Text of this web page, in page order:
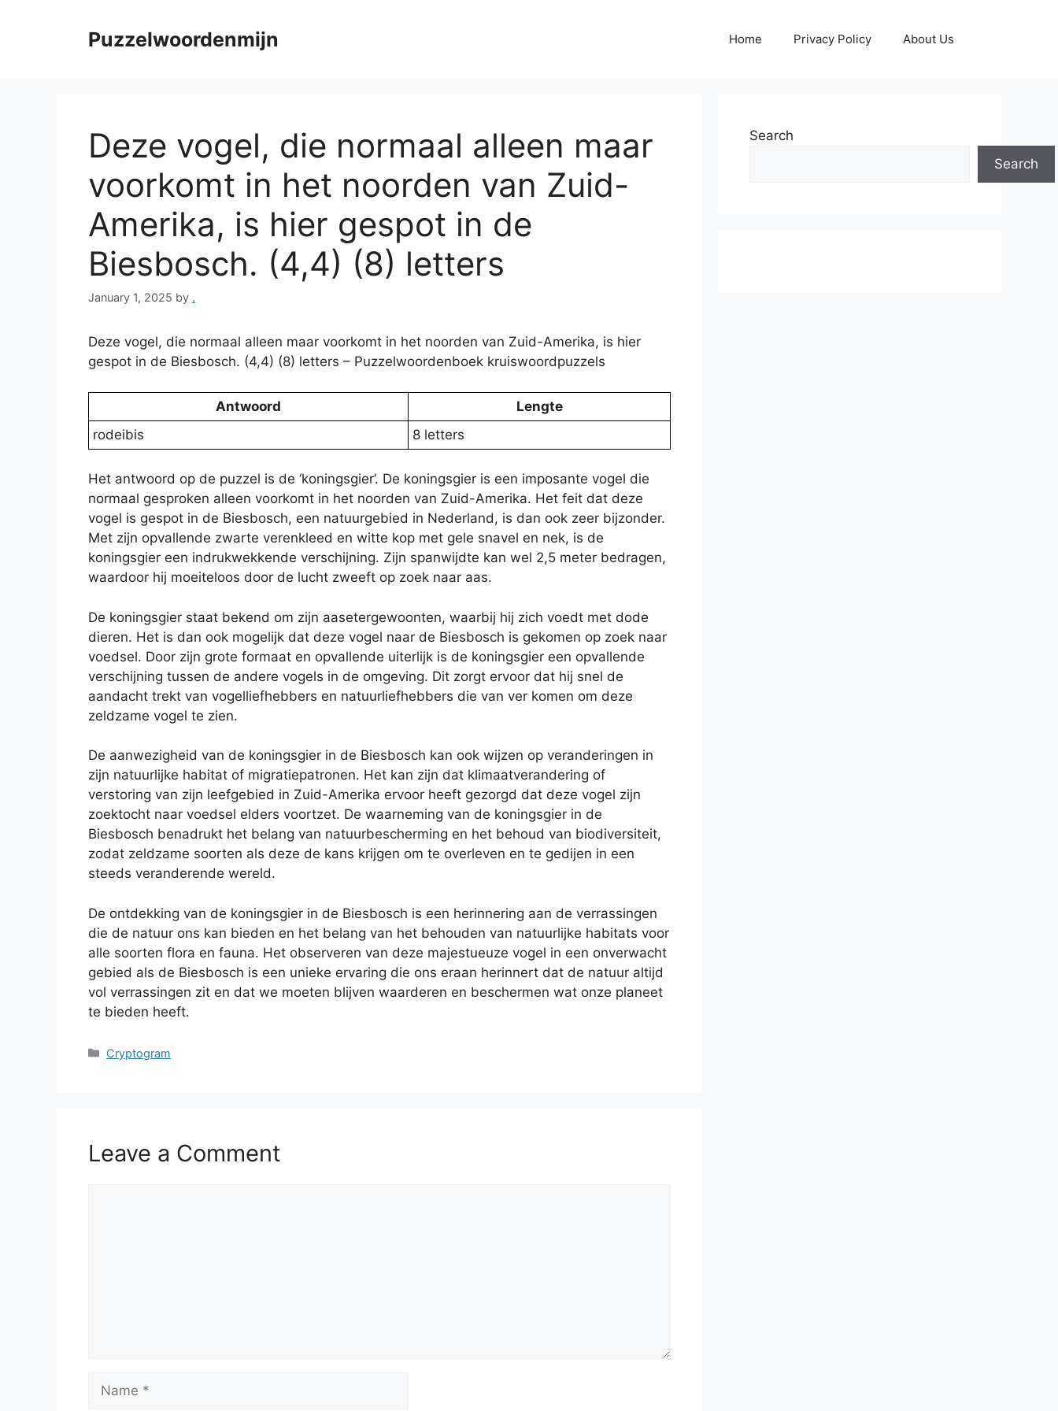
Puzzelwoordenmijn Home Privacy Policy About Us
Deze vogel, die normaal alleen maar
voorkomt in het noorden van Zuid-
Amerika, is hier gespot in de
Biesbosch. (4,4) (8) letters
January 1, 2025 by .
Deze vogel, die normaal alleen maar voorkomt in het noorden van Zuid-Amerika, is hier
gespot in de Biesbosch. (4,4) (8) letters – Puzzelwoordenboek kruiswoordpuzzels
Antwoord
Lengte
rodeibis
8 letters
Het antwoord op de puzzel is de ‘koningsgier’. De koningsgier is een imposante vogel die
normaal gesproken alleen voorkomt in het noorden van Zuid-Amerika. Het feit dat deze
vogel is gespot in de Biesbosch, een natuurgebied in Nederland, is dan ook zeer bijzonder.
Met zijn opvallende zwarte verenkleed en witte kop met gele snavel en nek, is de
koningsgier een indrukwekkende verschijning. Zijn spanwijdte kan wel 2,5 meter bedragen,
waardoor hij moeiteloos door de lucht zweeft op zoek naar aas.
De koningsgier staat bekend om zijn aasetergewoonten, waarbij hij zich voedt met dode
dieren. Het is dan ook mogelijk dat deze vogel naar de Biesbosch is gekomen op zoek naar
voedsel. Door zijn grote formaat en opvallende uiterlijk is de koningsgier een opvallende
verschijning tussen de andere vogels in de omgeving. Dit zorgt ervoor dat hij snel de
aandacht trekt van vogelliefhebbers en natuurliefhebbers die van ver komen om deze
zeldzame vogel te zien.
De aanwezigheid van de koningsgier in de Biesbosch kan ook wijzen op veranderingen in
zijn natuurlijke habitat of migratiepatronen. Het kan zijn dat klimaatverandering of
verstoring van zijn leefgebied in Zuid-Amerika ervoor heeft gezorgd dat deze vogel zijn
zoektocht naar voedsel elders voortzet. De waarneming van de koningsgier in de
Biesbosch benadrukt het belang van natuurbescherming en het behoud van biodiversiteit,
zodat zeldzame soorten als deze de kans krijgen om te overleven en te gedijen in een
steeds veranderende wereld.
De ontdekking van de koningsgier in de Biesbosch is een herinnering aan de verrassingen
die de natuur ons kan bieden en het belang van het behouden van natuurlijke habitats voor
alle soorten flora en fauna. Het observeren van deze majestueuze vogel in een onverwacht
gebied als de Biesbosch is een unieke ervaring die ons eraan herinnert dat de natuur altijd
vol verrassingen zit en dat we moeten blijven waarderen en beschermen wat onze planeet
te bieden heeft.
Categories
Cryptogram
Leave a Comment
Search
Search